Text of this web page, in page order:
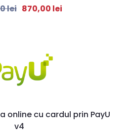
lei 870,00 lei
online cu cardul prin PayU
v4